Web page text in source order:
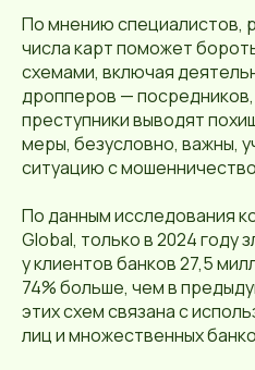
По мнению специалистов,
числа карт поможет
схемами, включая
дропперов —
преступники выводят
меры, безусловно, важны,
ситуацию с
По данным исследования
Global, только в 2024 году
у клиентов банков 27,5
74% больше, чем в
этих схем связана с
лиц и множественных